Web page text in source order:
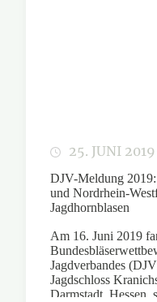
25. JUNI 2019
DJV-Meldung 2019:
und Nordrhein-
Jagdhornblasen
Am 16. Juni 2019
Jagdverbandes
Jagdschloss
Darmstadt, Hessen,